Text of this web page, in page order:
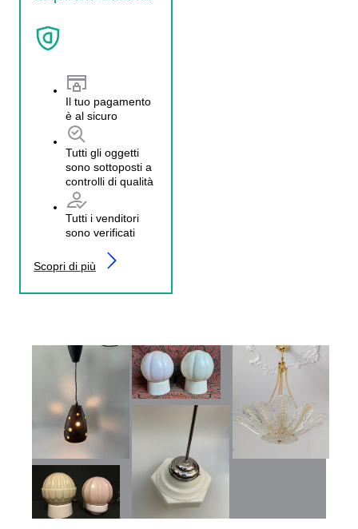
Il tuo pagamento
è al sicuro
Tutti gli oggetti
sono sottoposti a
controlli di qualità
Tutti i venditori
sono verificati
Scopri di più